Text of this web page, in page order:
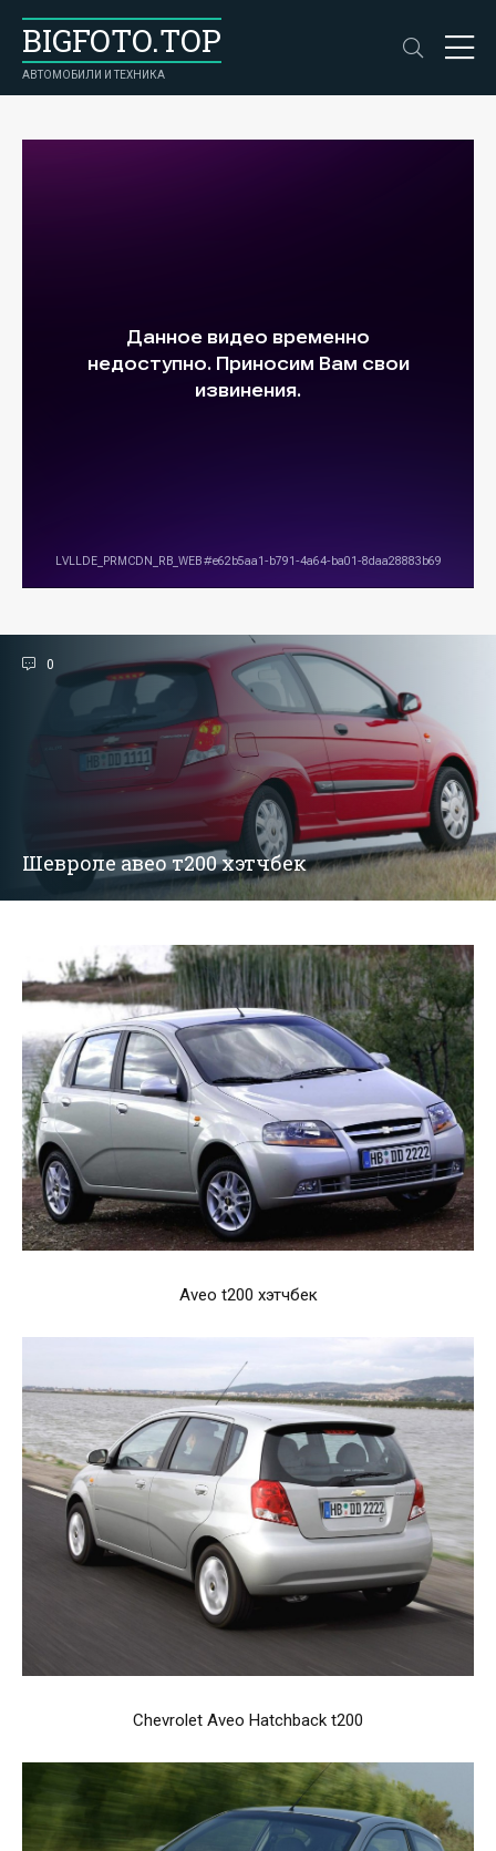
BIGFOTO.TOP
АВТОМОБИЛИ И ТЕХНИКА
0
Шевроле авео т200 хэтчбек
Aveo t200 хэтчбек
Chevrolet Aveo Hatchback t200